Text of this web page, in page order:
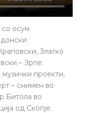
осум
Златко
– Зрпе.
проекти,
– снимен во
Битола во
од Скопје.